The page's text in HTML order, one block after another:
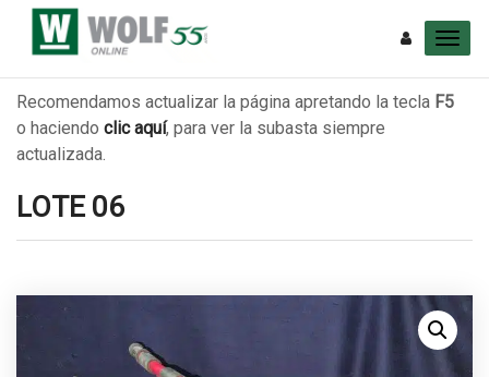
Recomendamos actualizar la página apretando la tecla F5
o haciendo clic aquí, para ver la subasta siempre
actualizada.
LOTE 06